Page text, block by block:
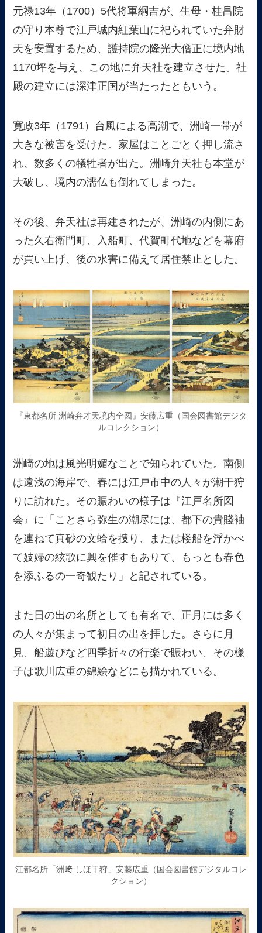
元禄13年（1700）5代将軍綱吉が、生母・桂昌院
の守り本尊で江戸城内紅葉山に祀られていた弁財
天を安置するため、護持院の隆光大僧正に境内地
1170坪を与え、この地に弁天社を建立させた。社
殿の建立には深津正国が当たったともいう。
寛政3年（1791）台風による高潮で、洲崎一帯が
大きな被害を受けた。家屋はことごとく押し流さ
れ、数多くの犠牲者が出た。洲崎弁天社も本堂が
大破し、境内の濡仏も倒れてしまった。
その後、弁天社は再建されたが、洲崎の内側にあ
った久右衛門町、入船町、代賀町代地などを幕府
が買い上げ、後の水害に備えて居住禁止とした。
『東都名所 洲崎弁才天境内全図』安藤広重（国会図書館デジタ
ルコレクション）
洲崎の地は風光明媚なことで知られていた。南側
は遠浅の海岸で、春には江戸市中の人々が潮干狩
りに訪れた。その賑わいの様子は『江戸名所図
会』に「ことさら弥生の潮尽には、都下の貴賤袖
を連ねて真砂の文蛤を捜り、または楼船を浮かべ
て妓婦の絃歌に興を催すもありて、もっとも春色
を添ふるの一奇観たり」と記されている。
また日の出の名所としても有名で、正月には多く
の人々が集まって初日の出を拝した。さらに月
見、船遊びなど四季折々の行楽で賑わい、その様
子は歌川広重の錦絵などにも描かれている。
江都名所「洲﨑 しほ干狩」安藤広重（国会図書館デジタルコレ
クション）